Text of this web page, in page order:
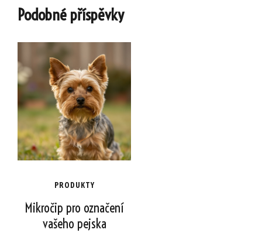
Podobné příspěvky
PRODUKTY
Mikročip pro označení
vašeho pejska